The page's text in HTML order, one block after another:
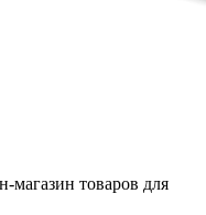
товаров для